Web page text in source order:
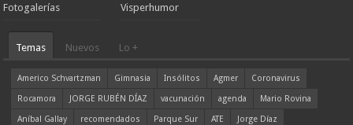
Fotogalerías Visperhumor
Temas Nuevos Lo +
Americo Schvartzman Gimnasia Insólitos Agmer
Coronavirus
Rocamora
JORGE RUBÉN DÍAZ vacunación agenda
Mario Rovina
Aníbal Gallay
recomendados Parque Sur ATE
Jorge Díaz